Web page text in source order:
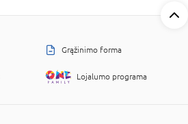
Grąžinimo forma
Lojalumo programa